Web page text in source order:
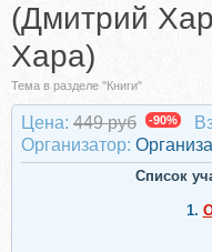
(Дмитрий
Хара)
Тема в разделе "Книги"
Цена: 449 руб -90%
Организатор:
Список
1.